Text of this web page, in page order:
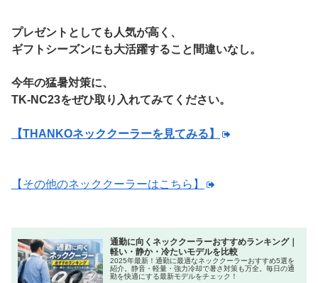
プレゼントとしても人気が高く、
ギフトシーズンにも大活躍すること間違いなし。
今年の猛暑対策に、
TK-NC23をぜひ取り入れてみてください。
【THANKOネッククーラーを見てみる】
【その他のネッククーラーはこちら】
通勤に向くネッククーラーおすすめランキング｜
軽い・静か・冷たいモデルを比較
2025年最新！通勤に最適なネッククーラーおすすめ5選を
紹介。静音・軽量・強力冷却で暑さ対策も万全。毎日の通
勤を快適にする最新モデルをチェック！